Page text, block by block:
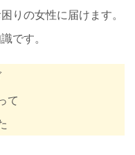
りの女性に届けます。
です。
て